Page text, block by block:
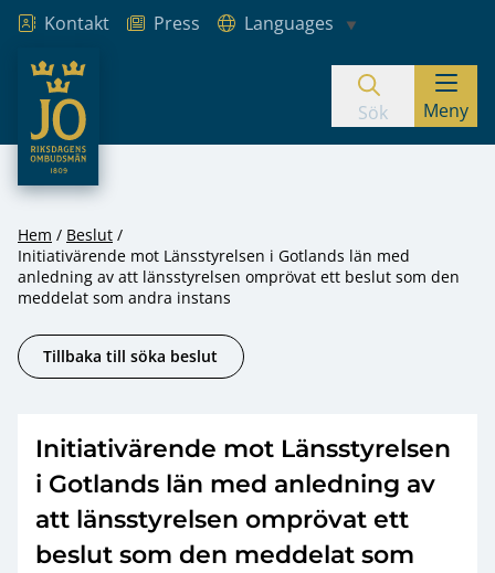
Hoppa till innehåll
Kontakt Press
Languages
JO – Riksdagens Ombudsmän
Sök Meny
Hem
Beslut
Initiativärende mot Länsstyrelsen i Gotlands län med
anledning av att länsstyrelsen omprövat ett beslut som den
meddelat som andra instans
Tillbaka till söka beslut
Initiativärende mot Länsstyrelsen
i Gotlands län med anledning av
att länsstyrelsen omprövat ett
beslut som den meddelat som